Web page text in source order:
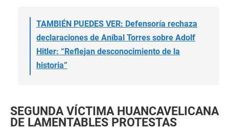
TAMBIÉN PUEDES VER: Defensoría rechaza
declaraciones de Aníbal Torres sobre Adolf
Hitler: “Reflejan desconocimiento de la
historia”
SEGUNDA VÍCTIMA HUANCAVELICANA
DE LAMENTABLES PROTESTAS